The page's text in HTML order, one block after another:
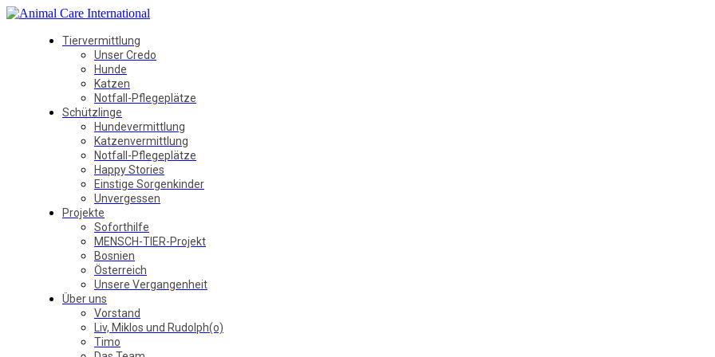
Tiervermittlung
Unser Credo
Hunde
Katzen
Notfall-Pflegeplätze
Schützlinge
Hundevermittlung
Katzenvermittlung
Notfall-Pflegeplätze
Happy Stories
Einstige Sorgenkinder
Unvergessen
Projekte
Soforthilfe
MENSCH-TIER-Projekt
Bosnien
Österreich
Unsere Vergangenheit
Über uns
Vorstand
Liv, Miklos und Rudolph(o)
Timo